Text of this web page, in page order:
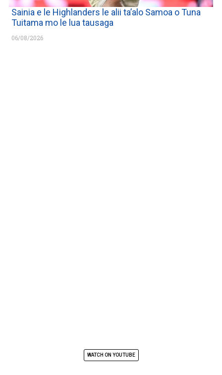
Sainia e le Highlanders le alii ta’alo Samoa o Tuna
Tuitama mo le lua tausaga
06/08/2026
WATCH ON YOUTUBE